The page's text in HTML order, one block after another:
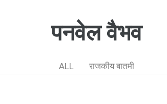
पनवेल वैभव
ALL राजकीय बातमी